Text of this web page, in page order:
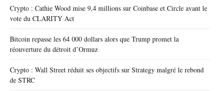
Crypto : Cathie Wood mise 9,4 millions sur Coinbase et Circle avant le
vote du CLARITY Act
Bitcoin repasse les 64 000 dollars alors que Trump promet la
réouverture du détroit d’Ormuz
Crypto : Wall Street réduit ses objectifs sur Strategy malgré le rebond
de STRC